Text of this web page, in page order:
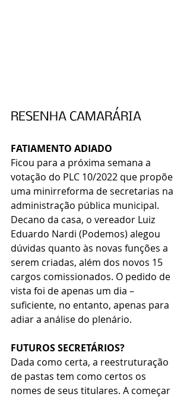
RESENHA CAMARÁRIA
FATIAMENTO ADIADO
Ficou para a próxima semana a
votação do PLC 10/2022 que propõe
uma minirreforma de secretarias na
administração pública municipal.
Decano da casa, o vereador Luiz
Eduardo Nardi (Podemos) alegou
dúvidas quanto às novas funções a
serem criadas, além dos novos 15
cargos comissionados. O pedido de
vista foi de apenas um dia –
suficiente, no entanto, apenas para
adiar a análise do plenário.
FUTUROS SECRETÁRIOS?
Dada como certa, a reestruturação
de pastas tem como certos os
nomes de seus titulares. A começar